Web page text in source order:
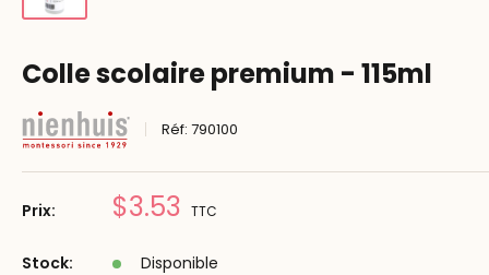
Colle scolaire premium - 115ml
Réf:790100
Prix: Prix
$3.53 TTC
Stock: Disponible